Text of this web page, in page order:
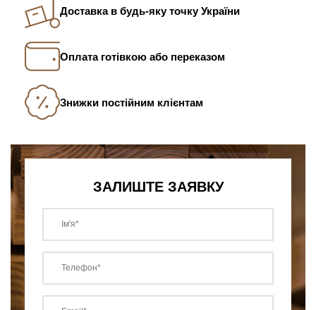
Доставка в будь-яку точку України
Оплата готівкою або переказом
Знижки постійним клієнтам
ЗАЛИШТЕ ЗАЯВКУ